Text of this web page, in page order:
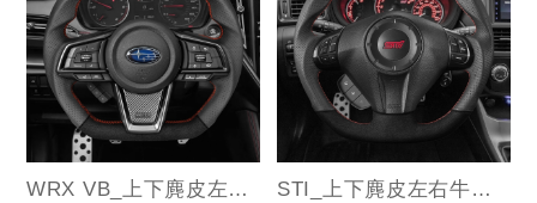
WRX VB_上下麂皮左右牛皮款 STI_上下麂皮左右牛皮款